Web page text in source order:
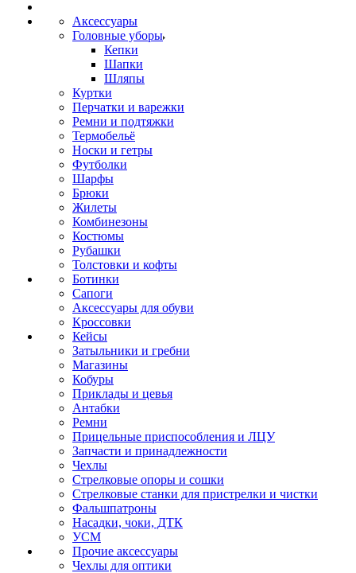
Аксессуары
Головные уборы
Кепки
Шапки
Шляпы
Куртки
Перчатки и варежки
Ремни и подтяжки
Термобельё
Носки и гетры
Футболки
Шарфы
Брюки
Жилеты
Комбинезоны
Костюмы
Рубашки
Толстовки и кофты
Ботинки
Сапоги
Аксессуары для обуви
Кроссовки
Кейсы
Затыльники и гребни
Магазины
Кобуры
Приклады и цевья
Антабки
Ремни
Прицельные приспособления и ЛЦУ
Запчасти и принадлежности
Чехлы
Стрелковые опоры и сошки
Стрелковые станки для пристрелки и чистки
Фальшпатроны
Насадки, чоки, ДТК
УСМ
Прочие аксессуары
Чехлы для оптики